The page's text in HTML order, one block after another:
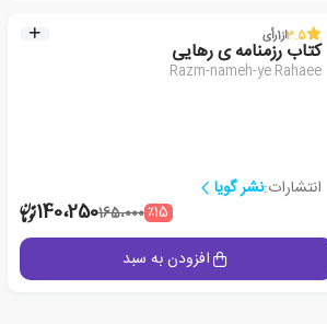
3.5از1رأی
کتاب رزمنامه ی رهایی
Razm-nameh-ye Rahaee
انتشارات:نشر گویا
٪15165،000140،250
افزودن به سبد